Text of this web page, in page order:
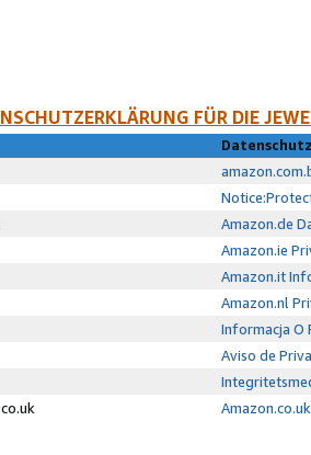
FÜR DIE
Amazon.de
Amazon.ie
Amazon.it
Amazon.nl
Informacja O
Aviso de